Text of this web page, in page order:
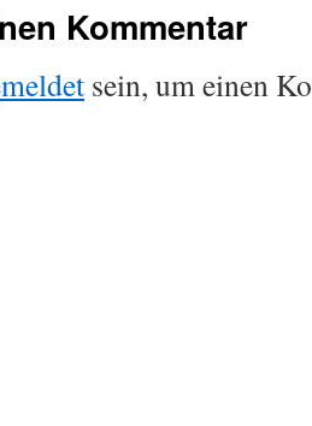
Kommentar
sein, um einen